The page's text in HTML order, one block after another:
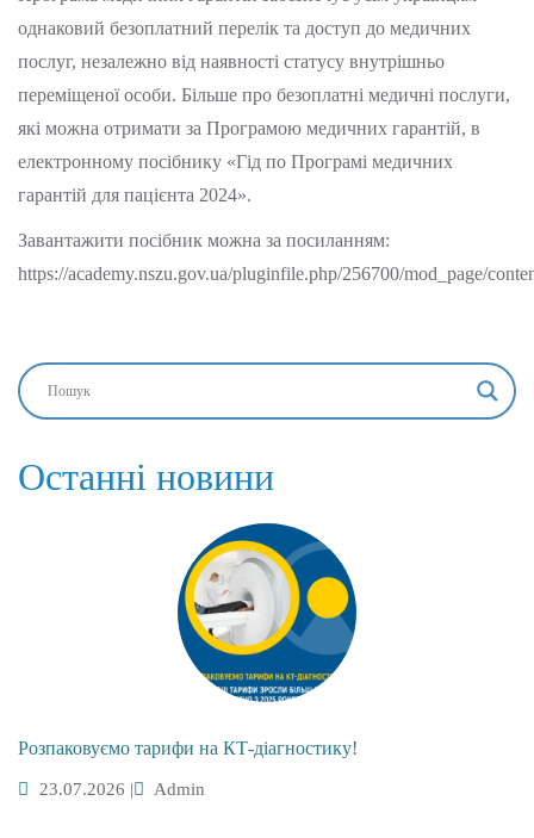
однаковий безоплатний перелік та доступ до медичних
послуг, незалежно від наявності статусу внутрішньо
переміщеної особи. Більше про безоплатні медичні послуги,
які можна отримати за Програмою медичних гарантій, в
електронному посібнику «Гід по Програмі медичних
гарантій для пацієнта 2024».
Завантажити посібник можна за посиланням:
https://academy.nszu.gov.ua/pluginfile.php/256700/mod_page/
Останні новини
Розпаковуємо тарифи на КТ-діагностику!
23.07.2026 | Admin